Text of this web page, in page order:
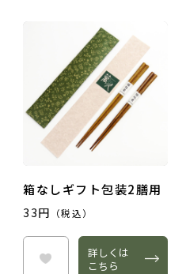
箱なしギフト包装2膳用
33円 （税込）
詳しくは
こちら